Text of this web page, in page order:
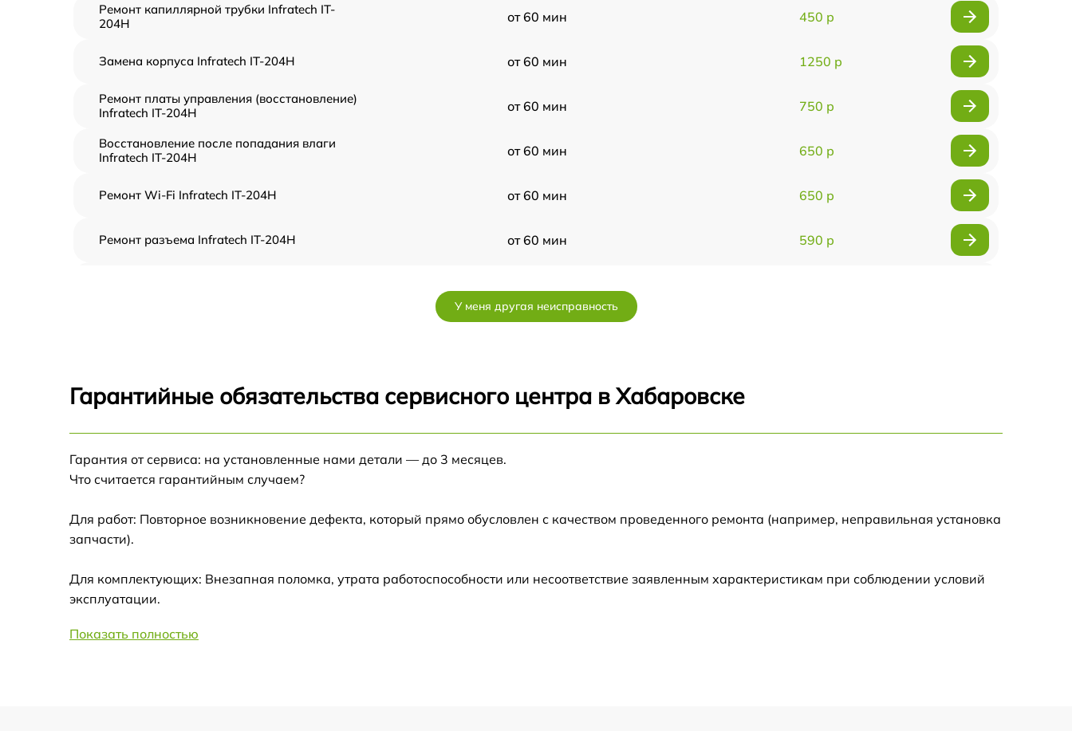
Ремонт капиллярной трубки Infratech IT-
204H
от 60 мин 450 р
Замена корпуса Infratech IT-204H от 60 мин 1250 р
Ремонт платы управления (восстановление)
Infratech IT-204H
от 60 мин 750 р
Восстановление после попадания влаги
Infratech IT-204H
от 60 мин 650 р
Ремонт Wi-Fi Infratech IT-204H от 60 мин 650 р
Ремонт разъема Infratech IT-204H от 60 мин 590 р
Замена процессора Infratech IT-204H
Ремонт контроллеров Infratech IT-204H
Восстановление питания Infratech IT-204H
У меня другая неисправность
Гарантийные обязательства сервисного центра в Хабаровске
Гарантия от сервиса: на установленные нами детали — до 3 месяцев.
Что считается гарантийным случаем?
Для работ: Повторное возникновение дефекта, который прямо обусловлен с качеством проведенного ремонта (например, неправильная установка
запчасти).
Для комплектующих: Внезапная поломка, утрата работоспособности или несоответствие заявленным характеристикам при соблюдении условий
эксплуатации.
Показать полностью